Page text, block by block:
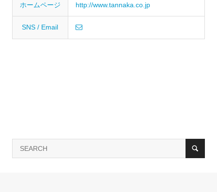
ホームページ http://www.tannaka.co.jp
SNS / Email